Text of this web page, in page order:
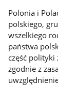
Polonia i
polskiego,
wszelkiego
państwa
część polityki
zgodnie z